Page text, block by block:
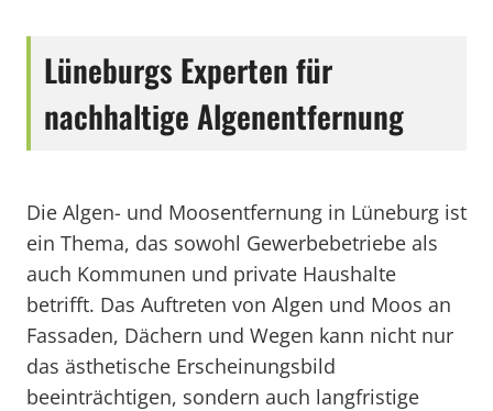
Lüneburgs Experten für
nachhaltige Algenentfernung
Die Algen- und Moosentfernung in Lüneburg ist
ein Thema, das sowohl Gewerbebetriebe als
auch Kommunen und private Haushalte
betrifft. Das Auftreten von Algen und Moos an
Fassaden, Dächern und Wegen kann nicht nur
das ästhetische Erscheinungsbild
beeinträchtigen, sondern auch langfristige